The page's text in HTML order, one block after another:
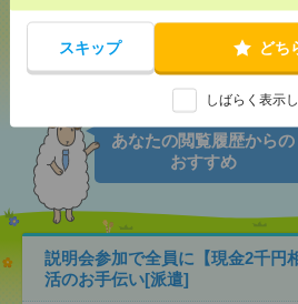
スキップ どち
しばらく表示
シェア ツイート
あなたの閲覧履歴からの
おすすめ
説明会参加で全員に【現金2千円
活のお手伝い[派遣]